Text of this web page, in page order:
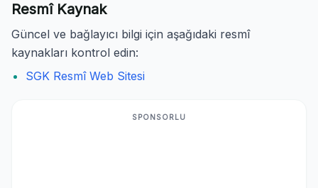
Resmî Kaynak
Güncel ve bağlayıcı bilgi için aşağıdaki resmî
kaynakları kontrol edin:
SGK Resmî Web Sitesi
SPONSORLU